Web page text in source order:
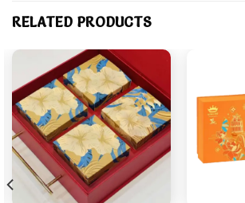
RELATED PRODUCTS